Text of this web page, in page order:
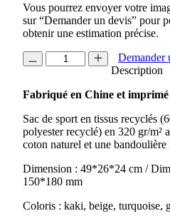
Vous pourrez envoyer votre
sur “Demander un devis” pour
obtenir une estimation précise.
quantité
de
DE
EN
TISSUS
RECYCLES
Demander
Description
Fabriqué en Chine et
Sac de sport en tissus recyclés
polyester recyclé) en 320 gr/m²
coton naturel et une
Dimension : 49*26*24 cm /
150*180 mm
Coloris : kaki, beige, turquoise,